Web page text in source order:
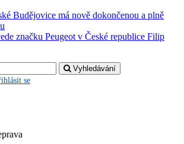
Budějovice má nově dokončenou a plně
značku Peugeot v České republice Filip
Vyhledávání
se